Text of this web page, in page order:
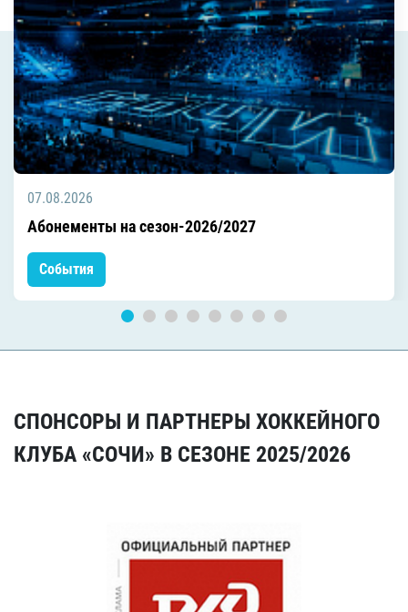
07.08.2026
Абонементы на сезон-2026/2027
События
СПОНСОРЫ И ПАРТНЕРЫ ХОККЕЙНОГО
КЛУБА «СОЧИ» В СЕЗОНЕ 2025/2026